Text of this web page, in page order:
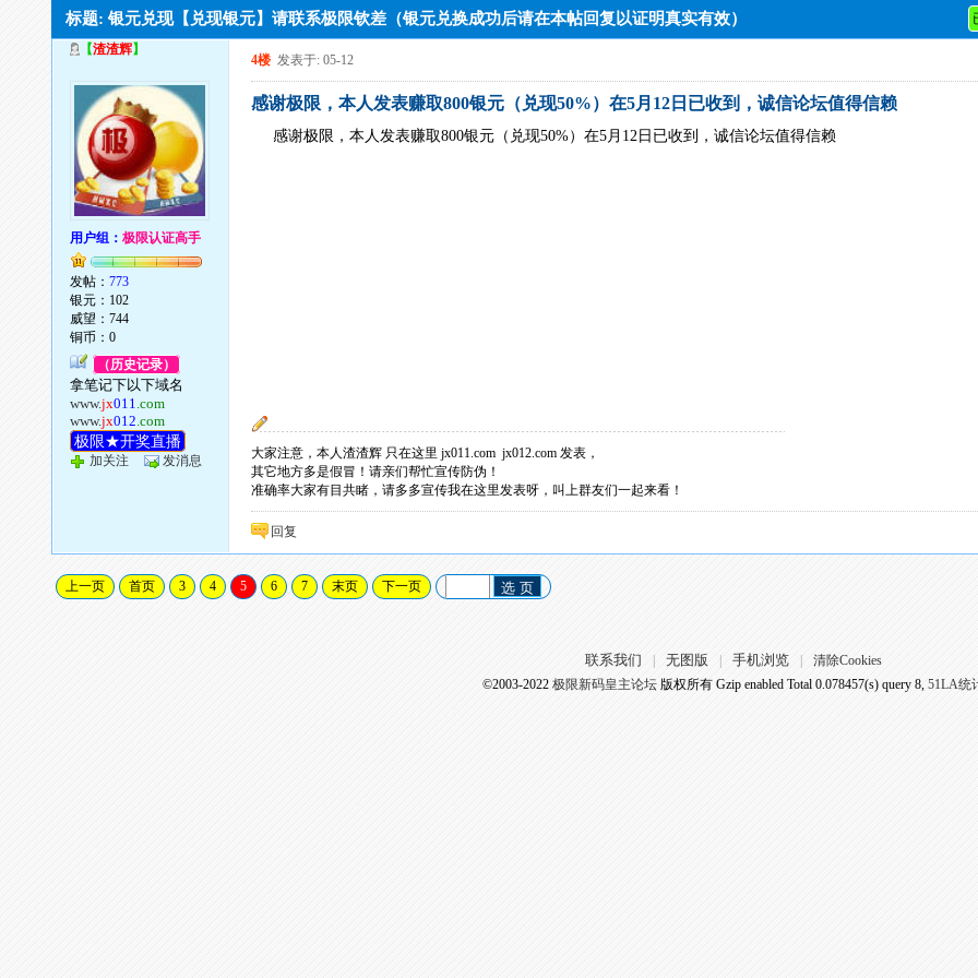
标题: 银元兑现【兑现银元】请联系极限钦差（银元兑换成功后请在本帖回复以证明真实有效）
【渣渣辉】
用户组：极限认证高手
发帖：773
银元：102
威望：744
铜币：0
（历史记录）
拿笔记下以下域名
www.jx011.com
www.jx012.com
极限★开奖直播
加关注 发消息
4楼 发表于: 05-12
感谢极限，本人发表赚取800银元（兑现50%）在5月12日已收到，诚信论坛值得信赖
感谢极限，本人发表赚取800银元（兑现50%）在5月12日已收到，诚信论坛值得信赖
大家注意，本人渣渣辉 只在这里 jx011.com jx012.com 发表，
其它地方多是假冒！请亲们帮忙宣传防伪！
准确率大家有目共睹，请多多宣传我在这里发表呀，叫上群友们一起来看！
回复
上一页 首页 3 4 5 6 7 末页 下一页 选 页
联系我们 无图版 手机浏览
清除Cookies
©2003-2022 极限新码皇主论坛版权所有 Gzip enabled Total 0.078457(s) query 8, 51LA统